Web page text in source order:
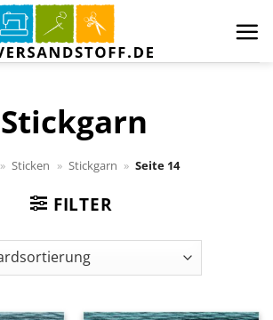
Stickgarn
» Sticken » Stickgarn » Seite 14
FILTER